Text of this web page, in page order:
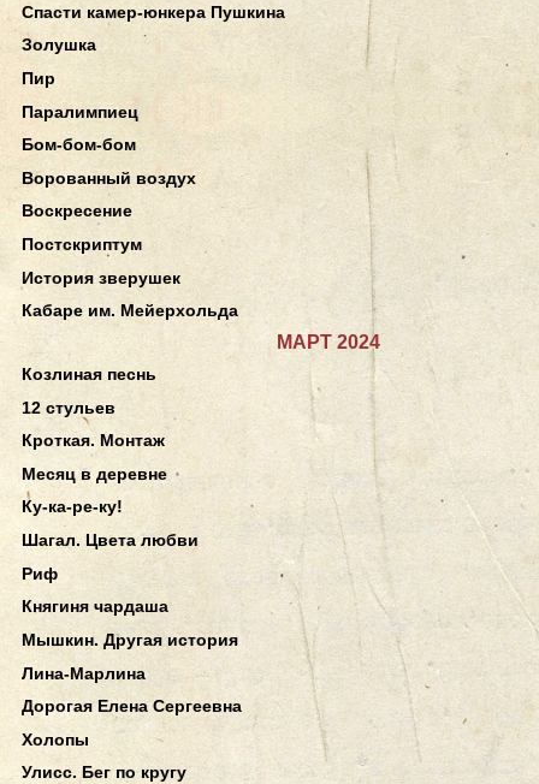
Спасти камер-юнкера Пушкина
Золушка
Пир
Паралимпиец
Бом-бом-бом
Ворованный воздух
Воскресение
Постскриптум
История зверушек
Кабаре им. Мейерхольда
МАРТ 2024
Козлиная песнь
12 стульев
Кроткая. Монтаж
Месяц в деревне
Ку-ка-ре-ку!
Шагал. Цвета любви
Риф
Княгиня чардаша
Мышкин. Другая история
Лина-Марлина
Дорогая Елена Сергеевна
Холопы
Улисс. Бег по кругу